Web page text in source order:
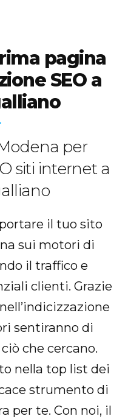
pagina
SEO a
per
siti internet a
il tuo sito
sui motori di
il traffico e
clienti. Grazie
sentiranno di
che cercano.
nella top list dei
strumento di
per te. Con noi, il